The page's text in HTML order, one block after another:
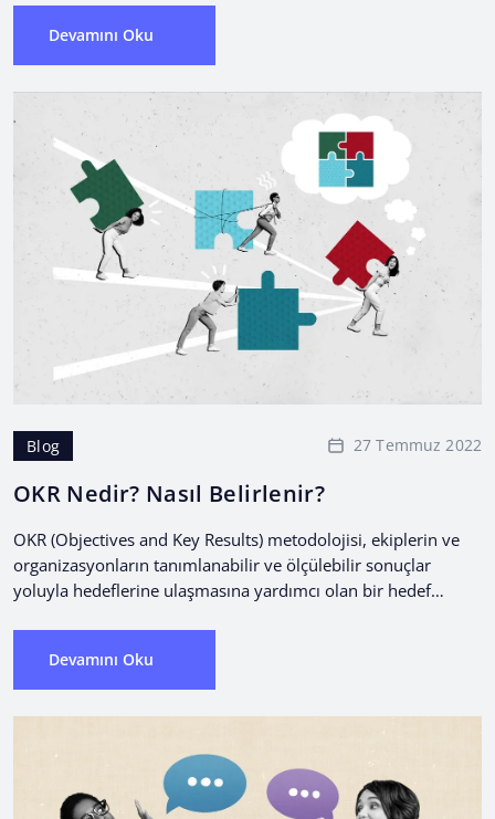
Devamını Oku
Blog 27 Temmuz 2022
OKR Nedir? Nasıl Belirlenir?
OKR (Objectives and Key Results) metodolojisi, ekiplerin ve
organizasyonların tanımlanabilir ve ölçülebilir sonuçlar
yoluyla hedeflerine ulaşmasına yardımcı olan bir hedef
Devamını Oku